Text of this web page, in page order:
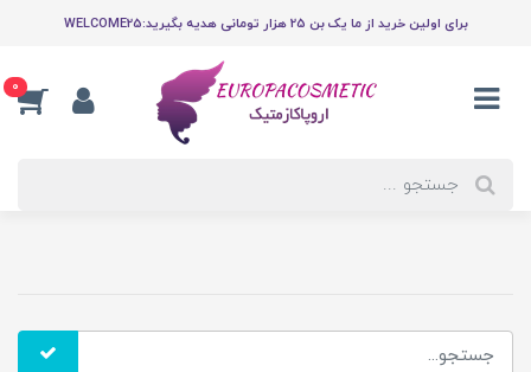
برای اولین خرید از ما یک بن 25 هزار تومانی هدیه بگیرید:WELCOME25
0